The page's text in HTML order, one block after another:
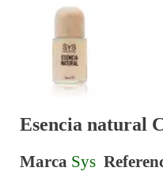
Esencia natural
Marca Sys